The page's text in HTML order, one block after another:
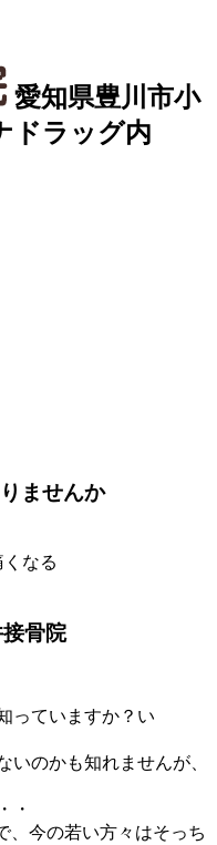
愛知県豊川市小
ドラッグ内
なる
骨院
っていますか？い
いのかも知れませんが、
・
、今の若い方々はそっち